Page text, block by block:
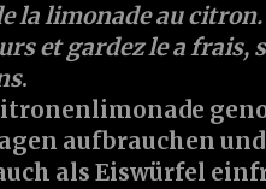
la limonade au
et gardez le a frais,
.
aufbrauchen
als Eiswürfel